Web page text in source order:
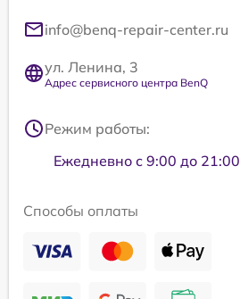
info@benq-repair-center.ru
ул. Ленина, 3
Адрес сервисного центра BenQ
Режим работы:
Ежедневно с 9:00 до 21:00
Способы оплаты